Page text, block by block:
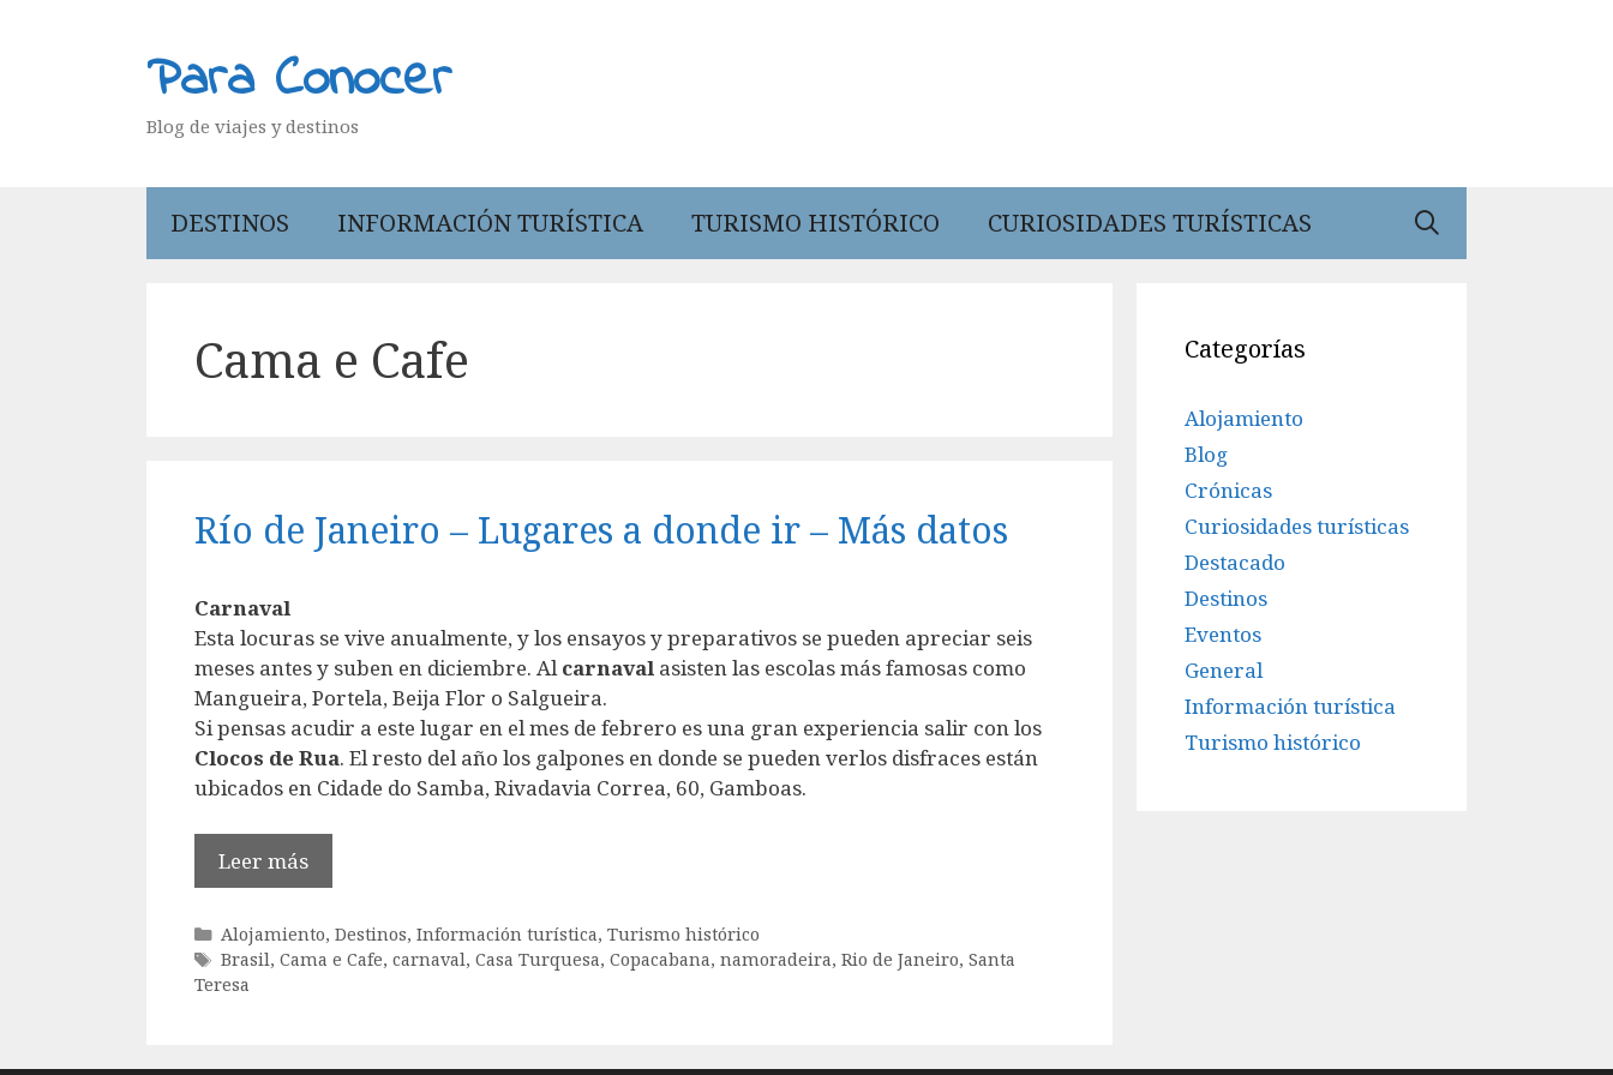
Para Conocer
Blog de viajes y destinos
DESTINOS INFORMACIÓN TURÍSTICA TURISMO HISTÓRICO CURIOSIDADES TURÍSTICAS
Cama e Cafe
Río de Janeiro – Lugares a donde ir – Más datos
Carnaval
Esta locuras se vive anualmente, y los ensayos y preparativos se pueden apreciar seis
meses antes y suben en diciembre. Alcarnaval asisten las escolas más famosas como
Mangueira, Portela, Beija Flor o Salgueira.
Si pensas acudir a este lugar en el mes de febrero es una gran experiencia salir con los
Clocos de Rua. El resto del año los galpones en donde se pueden verlos disfraces están
ubicados en Cidade do Samba, Rivadavia Correa, 60, Gamboas.
Leer más
Categorías
Alojamiento, Destinos, Información turística, Turismo histórico
Etiquetas
Brasil, Cama e Cafe, carnaval, Casa Turquesa, Copacabana, namoradeira, Rio de Janeiro, Santa
Teresa
Categorías
Alojamiento
Blog
Crónicas
Curiosidades turísticas
Destacado
Destinos
Eventos
General
Información turística
Turismo histórico